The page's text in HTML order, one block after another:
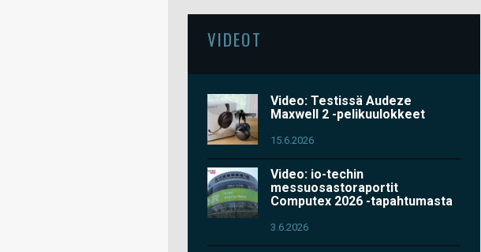
VIDEOT
Video: Testissä Audeze
Maxwell 2 -pelikuulokkeet
15.6.2026
Video: io-techin
messuosastoraportit
Computex 2026 -tapahtumasta
3.6.2026